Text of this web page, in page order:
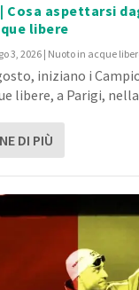
| Cosa aspettarsi
libere
3, 2026 | Nuoto in acque
iniziano i
libere, a Parigi, nella
DI PIÙ